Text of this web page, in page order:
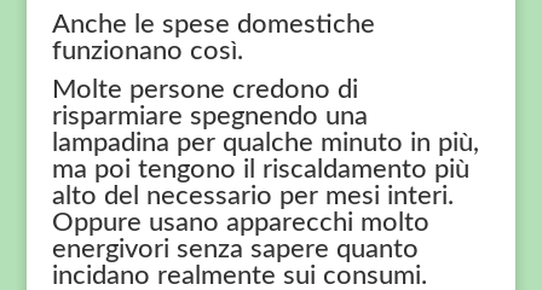
Anche le spese domestiche
funzionano così.
Molte persone credono di
risparmiare spegnendo una
lampadina per qualche minuto in più,
ma poi tengono il riscaldamento più
alto del necessario per mesi interi.
Oppure usano apparecchi molto
energivori senza sapere quanto
incidano realmente sui consumi.